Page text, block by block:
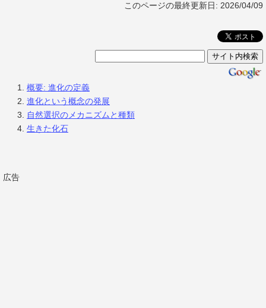
このページの最終更新日: 2026/04/09
概要: 進化の定義
進化という概念の発展
自然選択のメカニズムと種類
生きた化石
広告